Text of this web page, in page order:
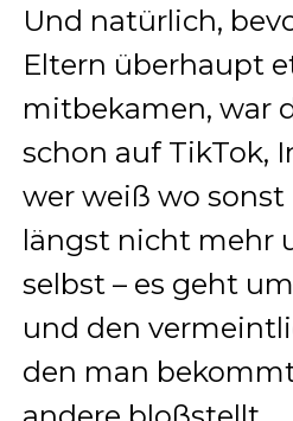
Und natürlich,
Eltern überhaupt
mitbekamen, war
schon auf TikTok,
wer weiß wo sonst
längst nicht mehr
selbst – es geht
und den
den man